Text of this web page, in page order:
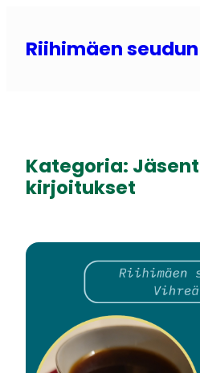
Riihimäen
Kategoria:
kirjoitukset